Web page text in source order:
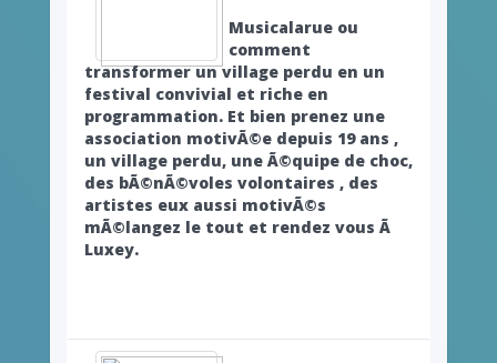
Musicalarue ou
comment
transformer un village perdu en un
festival convivial et riche en
programmation. Et bien prenez une
association motivÃ©e depuis 19 ans ,
un village perdu, une Ã©quipe de choc,
des bÃ©nÃ©voles volontaires , des
artistes eux aussi motivÃ©s
mÃ©langez le tout et rendez vous Ã
Luxey.